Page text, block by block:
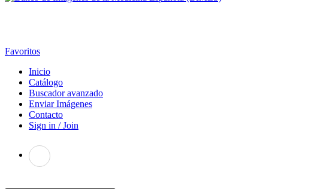
Favoritos
Inicio
Catálogo
Buscador avanzado
Enviar Imágenes
Contacto
Sign in / Join